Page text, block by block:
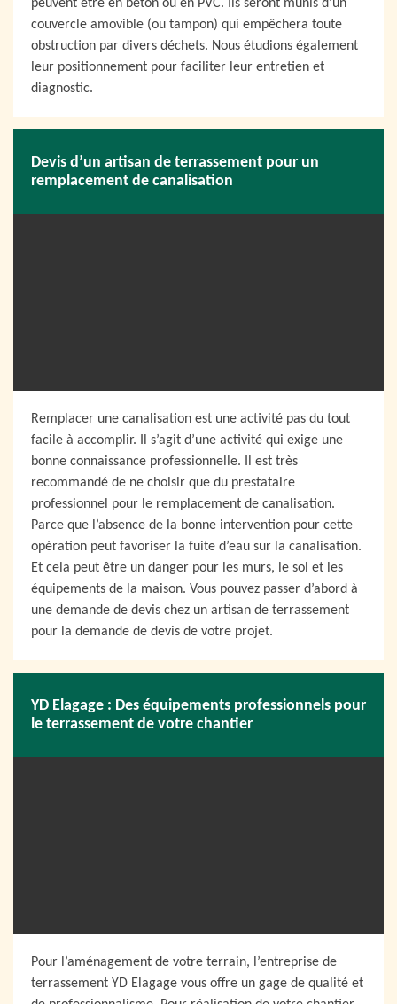
peuvent être en béton ou en PVC. Ils seront munis d’un
couvercle amovible (ou tampon) qui empêchera toute
obstruction par divers déchets. Nous étudions également
leur positionnement pour faciliter leur entretien et
diagnostic.
Devis d’un artisan de terrassement pour un
remplacement de canalisation
Remplacer une canalisation est une activité pas du tout
facile à accomplir. Il s’agit d’une activité qui exige une
bonne connaissance professionnelle. Il est très
recommandé de ne choisir que du prestataire
professionnel pour le remplacement de canalisation.
Parce que l’absence de la bonne intervention pour cette
opération peut favoriser la fuite d’eau sur la canalisation.
Et cela peut être un danger pour les murs, le sol et les
équipements de la maison. Vous pouvez passer d’abord à
une demande de devis chez un artisan de terrassement
pour la demande de devis de votre projet.
YD Elagage : Des équipements professionnels pour
le terrassement de votre chantier
Pour l’aménagement de votre terrain, l’entreprise de
terrassement YD Elagage vous offre un gage de qualité et